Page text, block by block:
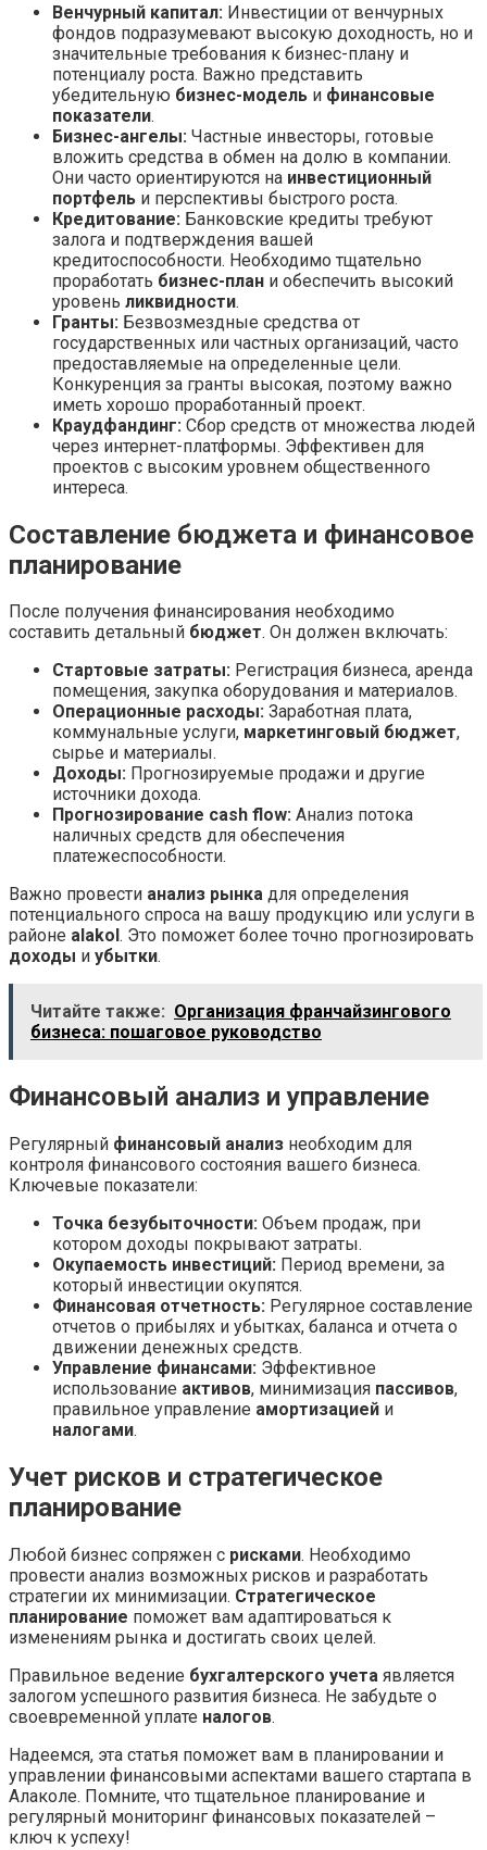
Венчурный капитал: Инвестиции от венчурных
фондов подразумевают высокую доходность, но и
значительные требования к бизнес-плану и
потенциалу роста. Важно представить
убедительную бизнес-модель и финансовые
показатели.
Бизнес-ангелы: Частные инвесторы, готовые
вложить средства в обмен на долю в компании.
Они часто ориентируются на инвестиционный
портфель и перспективы быстрого роста.
Кредитование: Банковские кредиты требуют
залога и подтверждения вашей
кредитоспособности. Необходимо тщательно
проработать бизнес-план и обеспечить высокий
уровень ликвидности.
Гранты: Безвозмездные средства от
государственных или частных организаций, часто
предоставляемые на определенные цели.
Конкуренция за гранты высокая, поэтому важно
иметь хорошо проработанный проект.
Краудфандинг: Сбор средств от множества людей
через интернет-платформы. Эффективен для
проектов с высоким уровнем общественного
интереса.
Составление бюджета и финансовое
планирование
После получения финансирования необходимо
составить детальный бюджет. Он должен включать:
Стартовые затраты: Регистрация бизнеса, аренда
помещения, закупка оборудования и материалов.
Операционные расходы: Заработная плата,
коммунальные услуги, маркетинговый бюджет,
сырье и материалы.
Доходы: Прогнозируемые продажи и другие
источники дохода.
Прогнозирование cash flow: Анализ потока
наличных средств для обеспечения
платежеспособности.
Важно провести анализ рынка для определения
потенциального спроса на вашу продукцию или услуги в
районе alakol . Это поможет более точно прогнозировать
доходы и убытки.
Читайте также: Организация франчайзингового
бизнеса: пошаговое руководство
Финансовый анализ и управление
Регулярный финансовый анализ необходим для
контроля финансового состояния вашего бизнеса.
Ключевые показатели:
Точка безубыточности: Объем продаж, при
котором доходы покрывают затраты.
Окупаемость инвестиций: Период времени, за
который инвестиции окупятся.
Финансовая отчетность: Регулярное составление
отчетов о прибылях и убытках, баланса и отчета о
движении денежных средств.
Управление финансами: Эффективное
использование активов, минимизация пассивов,
правильное управление амортизацией и
налогами.
Учет рисков и стратегическое
планирование
Любой бизнес сопряжен с рисками. Необходимо
провести анализ возможных рисков и разработать
стратегии их минимизации. Стратегическое
планирование поможет вам адаптироваться к
изменениям рынка и достигать своих целей.
Правильное ведение бухгалтерского учета является
залогом успешного развития бизнеса. Не забудьте о
своевременной уплате налогов.
Надеемся, эта статья поможет вам в планировании и
управлении финансовыми аспектами вашего стартапа в
Алаколе. Помните, что тщательное планирование и
регулярный мониторинг финансовых показателей –
ключ к успеху!